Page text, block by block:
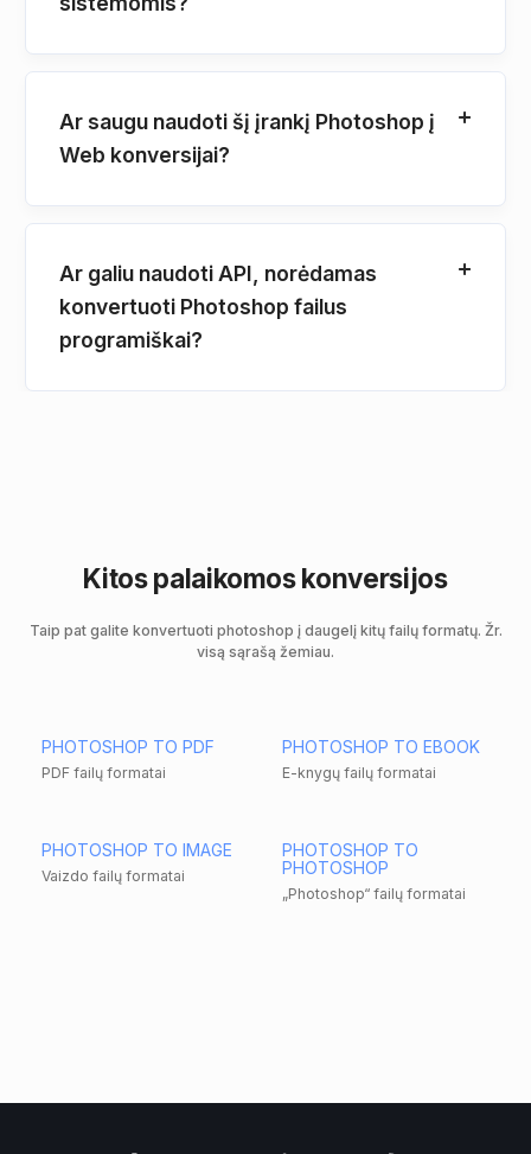
Ar saugu naudoti šį įrankį Photoshop į
Web konversijai?
Ar galiu naudoti API, norėdamas
konvertuoti Photoshop failus
programiškai?
Kitos palaikomos konversijos
Taip pat galite konvertuoti photoshop į daugelį kitų failų formatų. Žr.
visą sąrašą žemiau.
PHOTOSHOP TO PDF
PDF failų formatai
PHOTOSHOP TO EBOOK
E-knygų failų formatai
PHOTOSHOP TO IMAGE
Vaizdo failų formatai
PHOTOSHOP TO
PHOTOSHOP
„Photoshop“ failų formatai